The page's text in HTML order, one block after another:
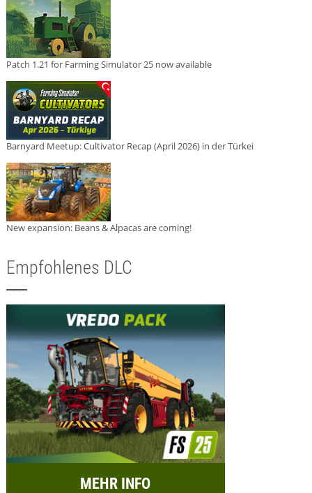
Patch 1.21 for Farming Simulator 25 now available
Barnyard Meetup: Cultivator Recap (April 2026) in der Türkei
New expansion: Beans & Alpacas are coming!
Empfohlenes DLC
MEHR INFO